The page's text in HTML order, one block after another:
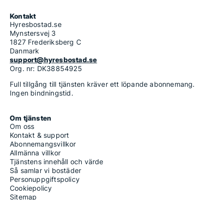
Kontakt
Hyresbostad.se
Mynstersvej 3
1827 Frederiksberg C
Danmark
support@hyresbostad.se
Org. nr: DK38854925
Full tillgång till tjänsten kräver ett löpande abonnemang.
Ingen bindningstid.
Om tjänsten
Om oss
Kontakt & support
Abonnemangsvillkor
Allmänna villkor
Tjänstens innehåll och värde
Så samlar vi bostäder
Personuppgiftspolicy
Cookiepolicy
Sitemap